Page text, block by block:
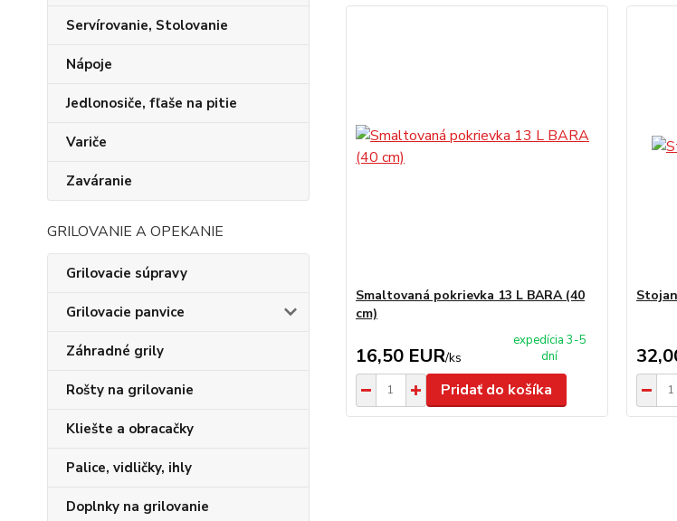
Servírovanie, Stolovanie
Nápoje
Jedlonosiče, fľaše na pitie
Variče
Zaváranie
GRILOVANIE A OPEKANIE
Grilovacie súpravy
Grilovacie panvice
Záhradné grily
Rošty na grilovanie
Kliešte a obracačky
Palice, vidličky, ihly
Doplnky na grilovanie
Smaltovaná pokrievka 13 L BARA (40
cm)
16,50 EUR/ks
expedícia 3-5
dní
Pridať do košíka